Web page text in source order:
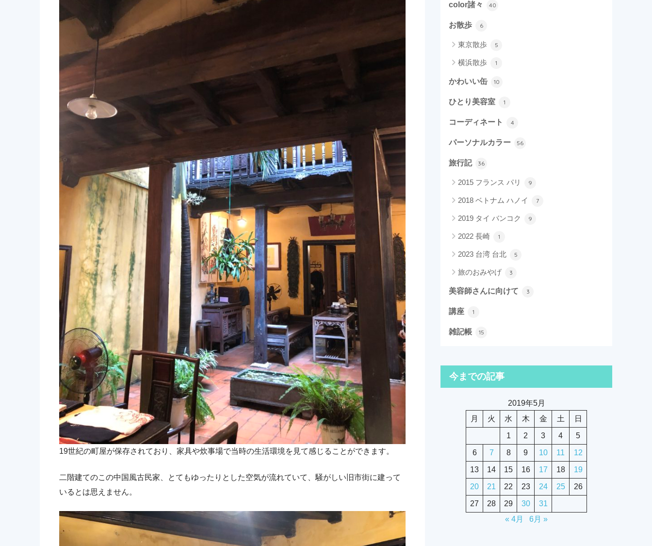
19世紀の町屋が保存されており、家具や炊事場で当時の生活環境を見て感じることができます。
二階建てのこの中国風古民家、とてもゆったりとした空気が流れていて、騒がしい旧市街に建って
いるとは思えません。
color諸々 40
お散歩 6
東京散歩 5
横浜散歩 1
かわいい缶 10
ひとり美容室 1
コーディネート 4
パーソナルカラー 56
旅行記 36
2015 フランス パリ 9
2018 ベトナム ハノイ 7
2019 タイ バンコク 9
2022 長崎 1
2023 台湾 台北 5
旅のおみやげ 3
美容師さんに向けて 3
講座 1
雑記帳 15
今までの記事
2019年5月
月
火 水 木 金 土 日
1 2 3 4 5
6 7 8 9 10 11 12
13 14 15 16 17 18 19
20 21 22 23 24 25 26
27 28 29 30
31
« 4月
6月 »